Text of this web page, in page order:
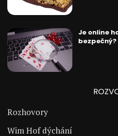
Je online
bezpečný?
Rozhovory
Wim Hof dýchání